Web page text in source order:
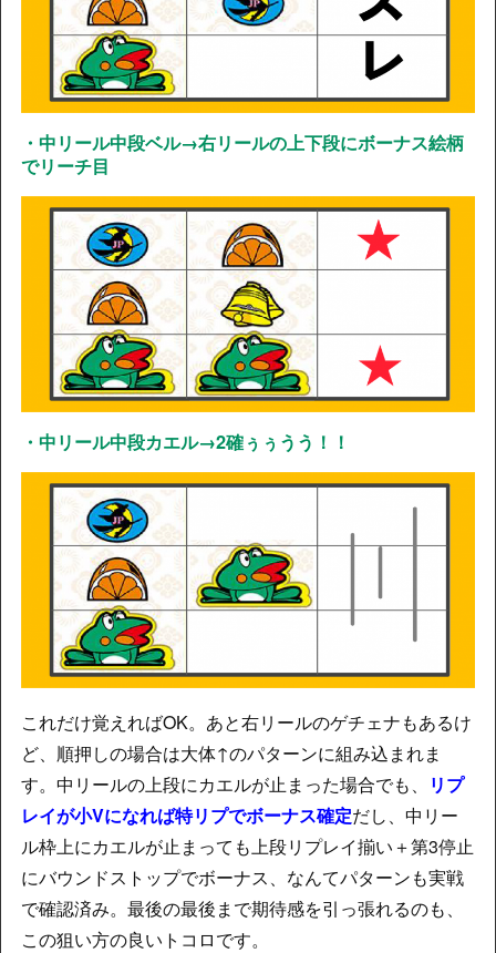
・中リール中段ベル→右リールの上下段にボーナス絵柄
でリーチ目
・中リール中段カエル→2確ぅぅうう！！
これだけ覚えればOK。あと右リールのゲチェナもあるけ
ど、順押しの場合は大体↑のパターンに組み込まれま
す。中リールの上段にカエルが止まった場合でも、
リプ
レイが小Vになれば特リプでボーナス確定だし、中リー
ル枠上にカエルが止まっても上段リプレイ揃い＋第3停止
にバウンドストップでボーナス、なんてパターンも実戦
で確認済み。最後の最後まで期待感を引っ張れるのも、
この狙い方の良いトコロです。